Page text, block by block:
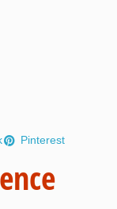
Pinterest